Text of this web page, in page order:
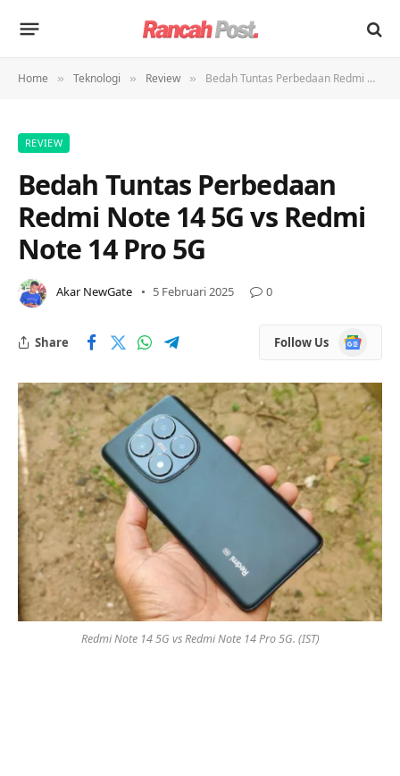
Home » Teknologi » Review » Bedah Tuntas Perbedaan Redmi Note 14 5G vs Redmi Note 14 Pro 5G
REVIEW
Bedah Tuntas Perbedaan
Redmi Note 14 5G vs Redmi
Note 14 Pro 5G
Akar NewGate 5 Februari 2025 0
Share Follow Us
Google
News
Redmi Note 14 5G vs Redmi Note 14 Pro 5G. (IST)